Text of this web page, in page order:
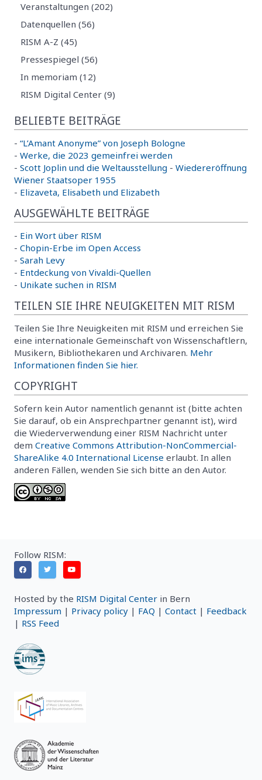
Veranstaltungen (202)
Datenquellen (56)
RISM A-Z (45)
Pressespiegel (56)
In memoriam (12)
RISM Digital Center (9)
BELIEBTE BEITRÄGE
- “L’Amant Anonyme” von Joseph Bologne
- Werke, die 2023 gemeinfrei werden
- Scott Joplin und die Weltausstellung - Wiedereröffnung
Wiener Staatsoper 1955
- Elizaveta, Elisabeth und Elizabeth
AUSGEWÄHLTE BEITRÄGE
- Ein Wort über RISM
- Chopin-Erbe im Open Access
- Sarah Levy
- Entdeckung von Vivaldi-Quellen
- Unikate suchen in RISM
TEILEN SIE IHRE NEUIGKEITEN MIT RISM
Teilen Sie Ihre Neuigkeiten mit RISM und erreichen Sie
eine internationale Gemeinschaft von Wissenschaftlern,
Musikern, Bibliothekaren und Archivaren. Mehr
Informationen finden Sie hier.
COPYRIGHT
Sofern kein Autor namentlich genannt ist (bitte achten
Sie darauf, ob ein Ansprechpartner genannt ist), wird
die Wiederverwendung einer RISM Nachricht unter
dem Creative Commons Attribution-NonCommercial-
ShareAlike 4.0 International License erlaubt. In allen
anderen Fällen, wenden Sie sich bitte an den Autor.
Follow RISM:
Hosted by the RISM Digital Center in Bern
Impressum | Privacy policy | FAQ | Contact | Feedback
| RSS Feed